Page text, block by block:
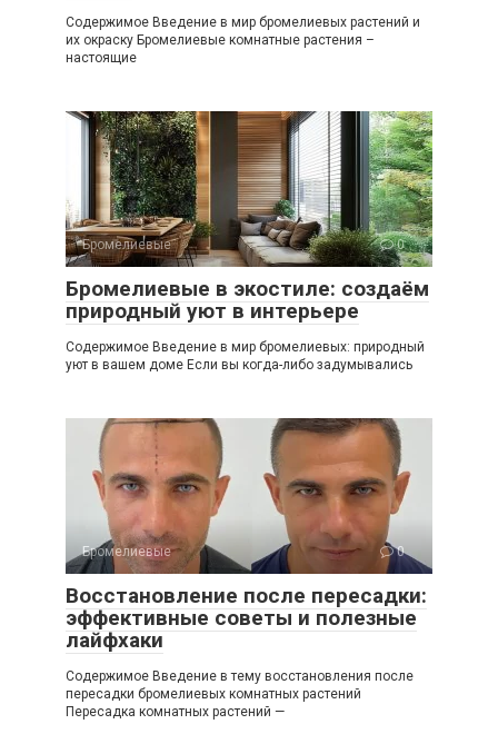
Содержимое Введение в мир бромелиевых растений и
их окраску Бромелиевые комнатные растения –
настоящие
Бромелиевые 0
Бромелиевые в экостиле: создаём
природный уют в интерьере
Содержимое Введение в мир бромелиевых: природный
уют в вашем доме Если вы когда-либо задумывались
Бромелиевые 0
Восстановление после пересадки:
эффективные советы и полезные
лайфхаки
Содержимое Введение в тему восстановления после
пересадки бромелиевых комнатных растений
Пересадка комнатных растений —